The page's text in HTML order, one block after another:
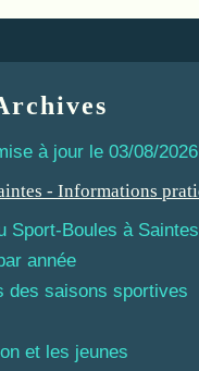
à jour le 03/08/2026
Sport-Boules à Saintes
année
des saisons sportives
et les jeunes